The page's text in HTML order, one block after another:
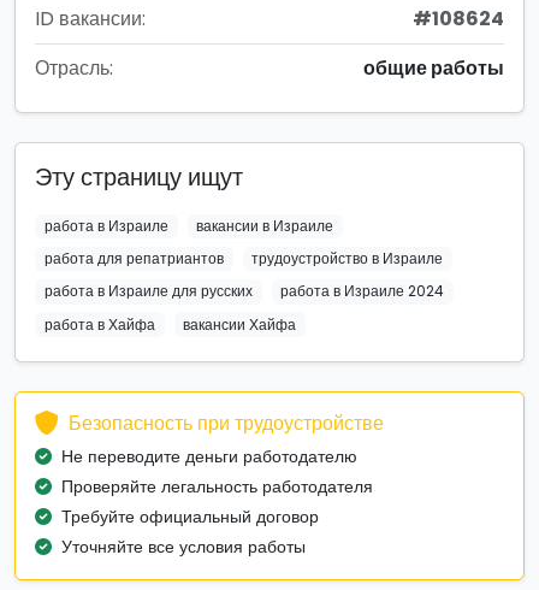
ID вакансии:
#108624
Отрасль:
общие работы
Эту страницу ищут
работа в Израиле
вакансии в Израиле
работа для репатриантов
трудоустройство в Израиле
работа в Израиле для русских
работа в Израиле 2024
работа в Хайфа
вакансии Хайфа
Безопасность при трудоустройстве
Не переводите деньги работодателю
Проверяйте легальность работодателя
Требуйте официальный договор
Уточняйте все условия работы